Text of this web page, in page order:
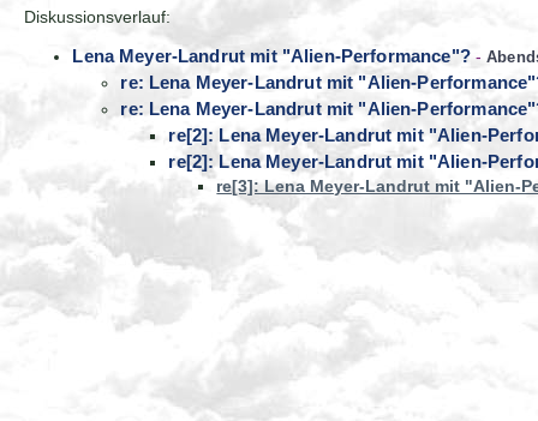
Diskussionsverlauf:
Lena Meyer-Landrut mit "Alien-Performance"?-
re: Lena Meyer-Landrut mit "Alien-
re: Lena Meyer-Landrut mit "Alien-
re[2]: Lena Meyer-Landrut mit "Alien-
re[2]: Lena Meyer-Landrut mit "Alien-
re[3]: Lena Meyer-Landrut mit "Alien-